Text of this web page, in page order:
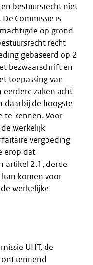
bestuursrecht niet
Commissie is
op grond
recht
gebaseerd op 2
bezwaarschrift en
toepassing van
eerdere zaken acht
daarbij de hoogste
te kennen. Voor
werkelijk
vergoeding
erop dat
artikel 2.1, derde
kan komen voor
werkelijke
UHT, de